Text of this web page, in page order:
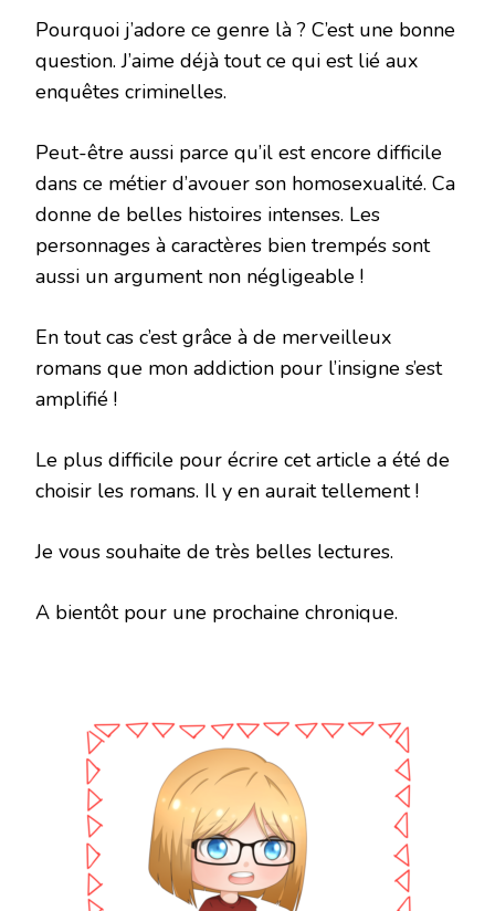
Pourquoi j’adore ce genre là ? C’est une bonne
question. J’aime déjà tout ce qui est lié aux
enquêtes criminelles.
Peut-être aussi parce qu’il est encore difficile
dans ce métier d’avouer son homosexualité. Ca
donne de belles histoires intenses. Les
personnages à caractères bien trempés sont
aussi un argument non négligeable !
En tout cas c’est grâce à de merveilleux
romans que mon addiction pour l’insigne s’est
amplifié !
Le plus difficile pour écrire cet article a été de
choisir les romans. Il y en aurait tellement !
Je vous souhaite de très belles lectures.
A bientôt pour une prochaine chronique.